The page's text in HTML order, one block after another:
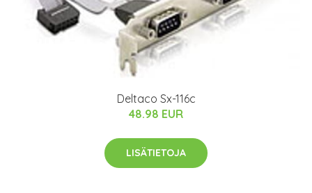
Deltaco Sx-116c
48.98 EUR
LISÄTIETOJA